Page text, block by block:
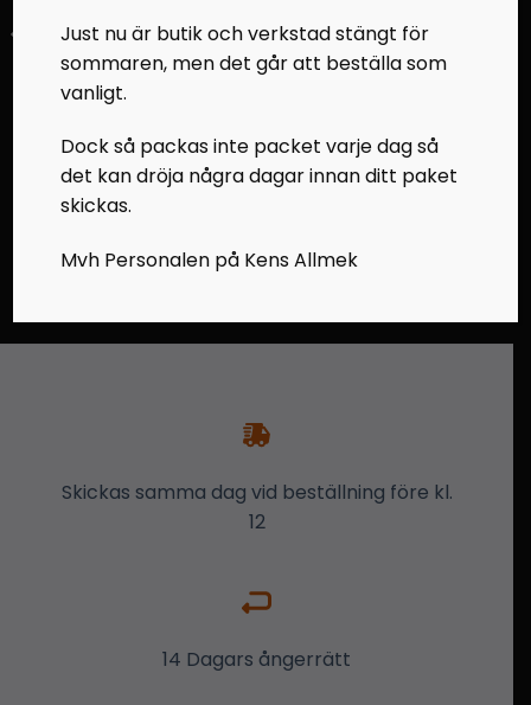
A-ARMAR
Bärarm höger övre
800,00kr
LÄGG I VARUKORG
A-ARMAR
2016
1 000,00kr
LÄGG I VARUKORG
Skickas samma dag vid beställning före kl.
12
14 Dagars ångerrätt
Just nu är butik och verkstad stängt för
sommaren, men det går att beställa som
vanligt.
Dock så packas inte packet varje dag så
det kan dröja några dagar innan ditt paket
skickas.
Mvh Personalen på Kens Allmek